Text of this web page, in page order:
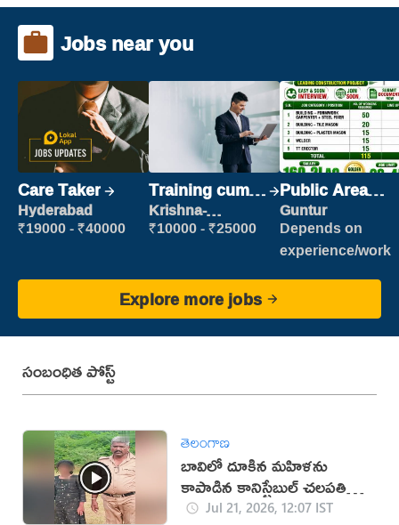
Jobs near you
Care Taker
Hyderabad
₹19000 - ₹40000
Training cum
Placement
Krishna-
vijayawada
₹10000 - ₹25000
Public Area
Cleaner
Guntur
Depends on
experience/work
Explore more jobs
సంబంధిత పోస్ట్
తెలంగాణ
బావిలో దూకిన మహిళను
కాపాడిన కానిస్టేబుల్ చలపతి
(వీడియో)
Jul 21, 2026, 12:07 IST